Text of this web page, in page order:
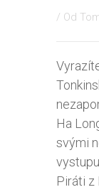
/ Od
Ha
svými
Piráti z